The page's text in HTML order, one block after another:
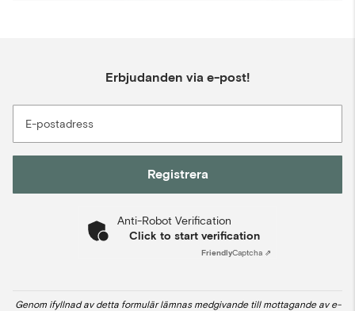
Erbjudanden via e-post!
E-postadress
Registrera
Anti-Robot Verification
Click to start verification
FriendlyCaptcha ⇗
Genom ifyllnad av detta formulär lämnas medgivande till mottagande av e-